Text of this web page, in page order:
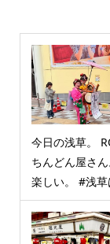
今日の浅草。
ちんどん屋さ
楽しい。 #浅